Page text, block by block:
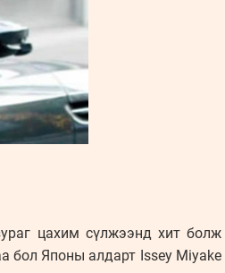
цахим сүлжээнд хит болж
бол Японы алдарт Issey Miyake